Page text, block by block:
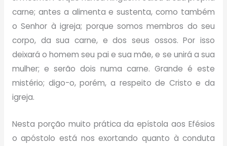
carne; antes a alimenta e sustenta, como também
o Senhor à igreja; porque somos membros do seu
corpo, da sua carne, e dos seus ossos. Por isso
deixará o homem seu pai e sua mãe, e se unirá a sua
mulher; e serão dois numa carne. Grande é este
mistério; digo-o, porém, a respeito de Cristo e da
igreja.
Nesta porção muito prática da epístola aos Efésios
o apóstolo está nos exortando quanto à conduta